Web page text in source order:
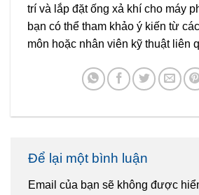
trí và lắp đặt ống xả khí cho máy
bạn có thể tham khảo ý kiến từ
môn hoặc nhân viên kỹ thuật liên
Để lại một bình luận
Email của bạn sẽ không được